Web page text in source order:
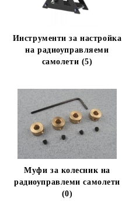
Инструменти за настройка
на радиоуправляеми
самолети (5)
Муфи за колесник на
радиоуправлеми самолети
(0)